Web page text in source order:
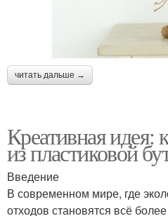
читать дальше →
Креативная идея:
из пластиковой
Введение
В современном мире, где
отходов становятся всё